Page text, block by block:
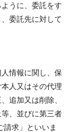
うに、委託をす
委託先に対して
情報に関し、保
人又はその代理
追加又は削除、
、並びに第三者
請求」といいま